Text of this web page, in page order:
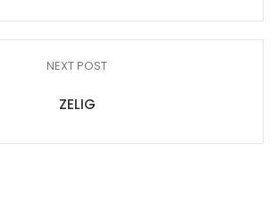
NEXT POST
ZELIG